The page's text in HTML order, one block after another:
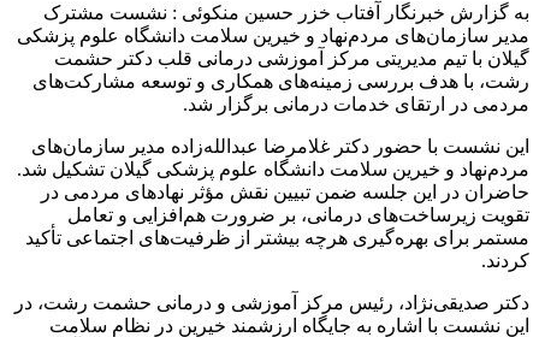
به گزارش خبرنگار آفتاب خزر حسین منکوئی : نشست مشترک
مدیر سازمان‌های مردم‌نهاد و خیرین سلامت دانشگاه علوم پزشکی
گیلان با تیم مدیریتی مرکز آموزشی درمانی قلب دکتر حشمت
رشت، با هدف بررسی زمینه‌های همکاری و توسعه مشارکت‌های
مردمی در ارتقای خدمات درمانی برگزار شد.
این نشست با حضور دکتر غلامرضا عبدالله‌زاده مدیر سازمان‌های
مردم‌نهاد و خیرین سلامت دانشگاه علوم پزشکی گیلان تشکیل شد.
حاضران در این جلسه ضمن تبیین نقش مؤثر نهادهای مردمی در
تقویت زیرساخت‌های درمانی، بر ضرورت هم‌افزایی و تعامل
مستمر برای بهره‌گیری هرچه بیشتر از ظرفیت‌های اجتماعی تأکید
کردند.
دکتر صدیقی‌نژاد، رئیس مرکز آموزشی و درمانی حشمت رشت، در
این نشست با اشاره به جایگاه ارزشمند خیرین در نظام سلامت